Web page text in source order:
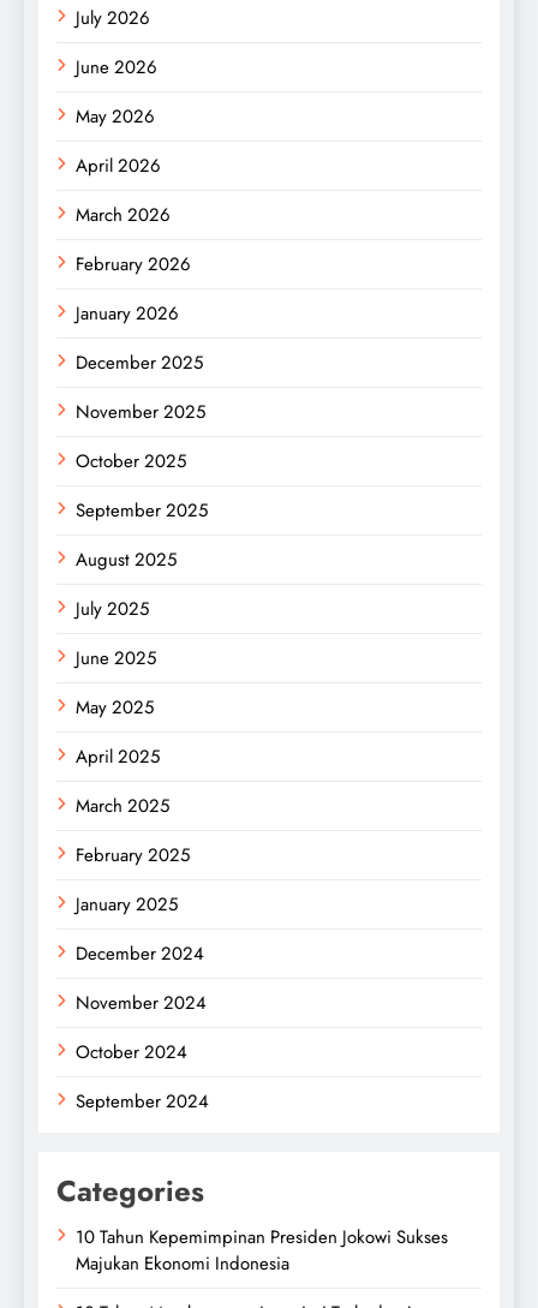
July 2026
June 2026
May 2026
April 2026
March 2026
February 2026
January 2026
December 2025
November 2025
October 2025
September 2025
August 2025
July 2025
June 2025
May 2025
April 2025
March 2025
February 2025
January 2025
December 2024
November 2024
October 2024
September 2024
Categories
10 Tahun Kepemimpinan Presiden Jokowi Sukses
Majukan Ekonomi Indonesia